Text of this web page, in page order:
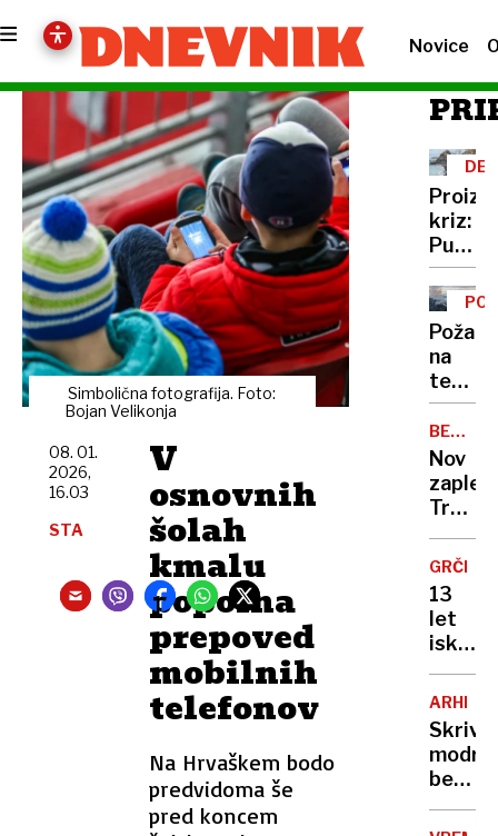
Novice
Simbolična fotografija. Foto:
Bojan Velikonja
V
osnovnih
šolah
kmalu
popolna
prepoved
mobilnih
telefonov
Na Hrvaškem bodo
predvidoma še
pred koncem
08. 01.
2026,
16.03
STA
kriz:
Putin
je
našel
novo
orožje
za
Požar
na
težko
terenu
v
okolici
delno
BELA
HIŠA
Nov
zaplet:
Trump
porušil
krilo,
pa
ne
dovoli
plesne
GRČIJA
13
let
pod
odkrili
nemški
čoln
belih
grških
hiš: